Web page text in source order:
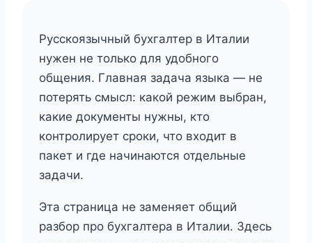
Русскоязычный бухгалтер в Италии
нужен не только для удобного
общения. Главная задача языка — не
потерять смысл: какой режим выбран,
какие документы нужны, кто
контролирует сроки, что входит в
пакет и где начинаются отдельные
задачи.
Эта страница не заменяет общий
разбор про бухгалтера в Италии. Здесь